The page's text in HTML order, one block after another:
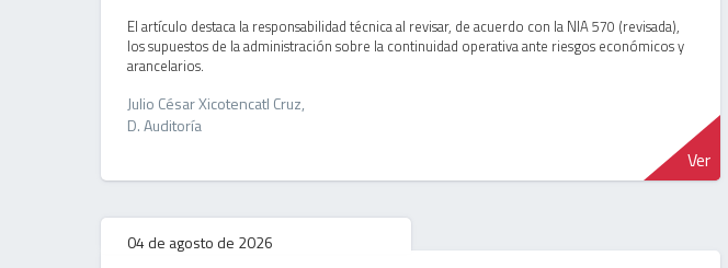
El artículo destaca la responsabilidad técnica al revisar, de acuerdo con la NIA 570 (revisada),
los supuestos de la administración sobre la continuidad operativa ante riesgos económicos y
arancelarios.
Julio César Xicotencatl Cruz,
D. Auditoría
Ver
04 de agosto de 2026